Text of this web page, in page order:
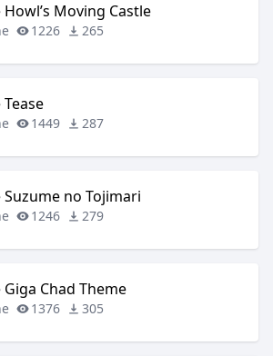
Moving Castle
1226 265
1449 287
Suzume no Tojimari
1246 279
Chad Theme
1376 305